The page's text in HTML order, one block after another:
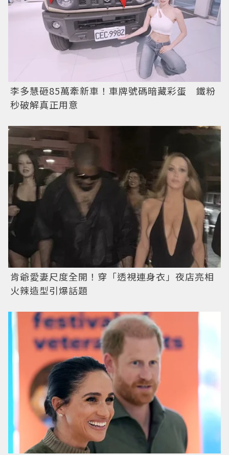
李多慧砸85萬牽新車！車牌號碼暗藏彩蛋 鐵粉
秒破解真正用意
肯爺愛妻尺度全開！穿「透視連身衣」夜店亮相
火辣造型引爆話題